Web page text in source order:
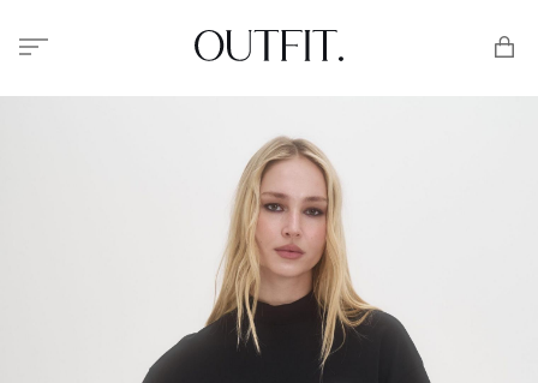
Меню